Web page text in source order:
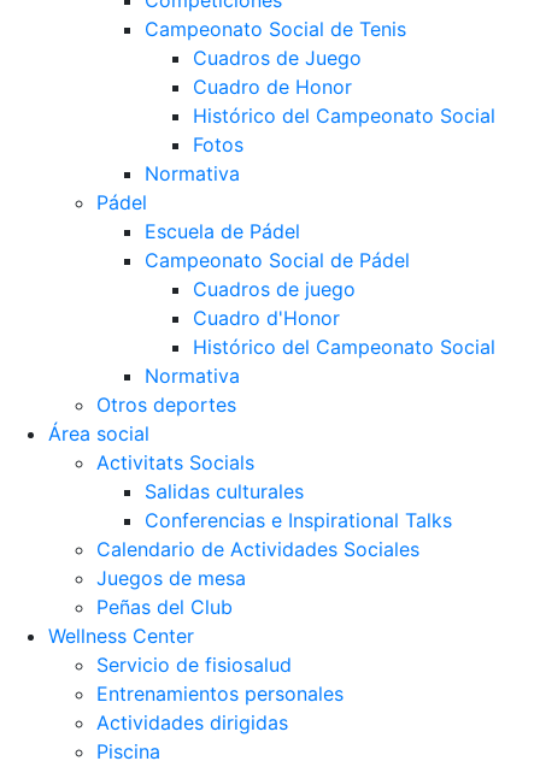
Campeonato Social de Tenis
Cuadros de Juego
Cuadro de Honor
Histórico del Campeonato Social
Fotos
Normativa
Pádel
Escuela de Pádel
Campeonato Social de Pádel
Cuadros de juego
Cuadro d'Honor
Histórico del Campeonato Social
Normativa
Otros deportes
Área social
Activitats Socials
Salidas culturales
Conferencias e Inspirational Talks
Calendario de Actividades Sociales
Juegos de mesa
Peñas del Club
Wellness Center
Servicio de fisiosalud
Entrenamientos personales
Actividades dirigidas
Piscina